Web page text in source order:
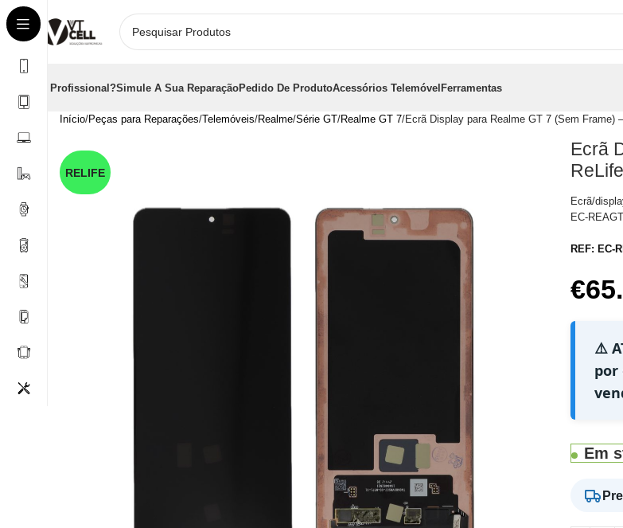
É Profissional?Simule A Sua ReparaçãoPedido De ProdutoAcessórios TelemóvelFerramentas
Início Peças para Reparações Telemóveis Realme Série GT Realme GT 7 Ecrã Display para Realme GT 7 (Sem Frame)
RELIFE
Ecrã
ReLife
Ecrã/
EC-
REF: EC-
€
⚠️
por
Em